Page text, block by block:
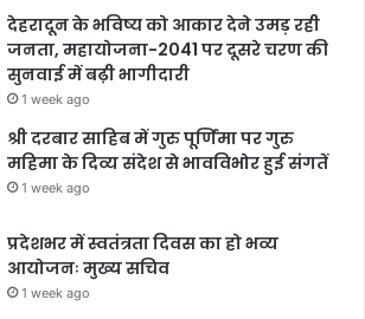
देहरादून के भविष्य को आकार देने उमड़ रही
जनता, महायोजना-2041 पर दूसरे चरण की
सुनवाई में बढ़ी भागीदारी
1 week ago
श्री दरबार साहिब में गुरु पूर्णिमा पर गुरु
महिमा के दिव्य संदेश से भावविभोर हुई संगतें
1 week ago
प्रदेशभर में स्वतंत्रता दिवस का हो भव्य
आयोजनः मुख्य सचिव
1 week ago